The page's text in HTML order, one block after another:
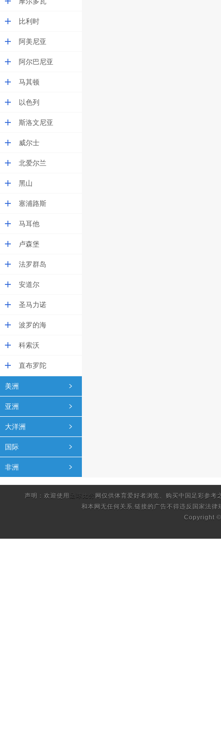
比利时
阿美尼亚
阿尔巴尼亚
马其顿
以色列
斯洛文尼亚
威尔士
北爱尔兰
黑山
塞浦路斯
马耳他
卢森堡
法罗群岛
安道尔
圣马力诺
波罗的海
科索沃
直布罗陀
美洲
亚洲
大洋洲
国际
非洲
声明：欢迎使用 足球比分 网仅供体育爱好者浏览、购买中国足彩参
和本网无任何关系.链接的广告不得违反国家法律
Copyright